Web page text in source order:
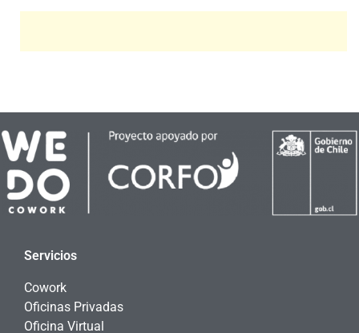
Servicios
Cowork
Oficinas Privadas
Oficina Virtual